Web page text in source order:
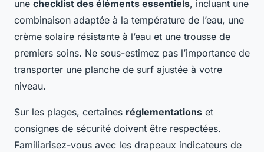
une checklist des éléments essentiels, incluant une
combinaison adaptée à la température de l’eau, une
crème solaire résistante à l’eau et une trousse de
premiers soins. Ne sous-estimez pas l’importance de
transporter une planche de surf ajustée à votre
niveau.
Sur les plages, certaines réglementations et
consignes de sécurité doivent être respectées.
Familiarisez-vous avec les drapeaux indicateurs de